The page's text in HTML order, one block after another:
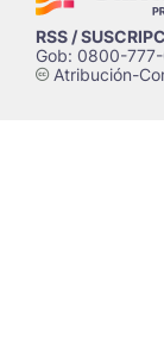
RSS /
Gob: 0800-
cAtribución-